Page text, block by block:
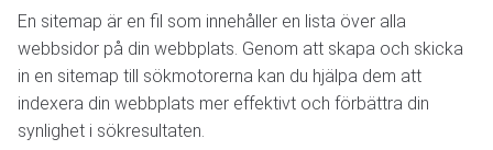
En sitemap är en fil som innehåller en lista över alla
webbsidor på din webbplats. Genom att skapa och skicka
in en sitemap till sökmotorerna kan du hjälpa dem att
indexera din webbplats mer effektivt och förbättra din
synlighet i sökresultaten.